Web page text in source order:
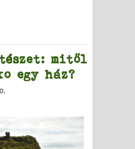
mitől
egy ház?